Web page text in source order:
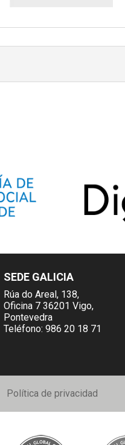
SEDE GALICIA
Rúa do Areal, 138,
Oficina 7 36201 Vigo,
Pontevedra
Teléfono:986 20 18 71
Política de privacidad